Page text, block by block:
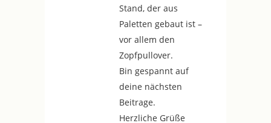
Stand, der aus
Paletten gebaut ist –
vor allem den
Zopfpullover.
Bin gespannt auf
deine nächsten
Beitrage.
Herzliche Grüße